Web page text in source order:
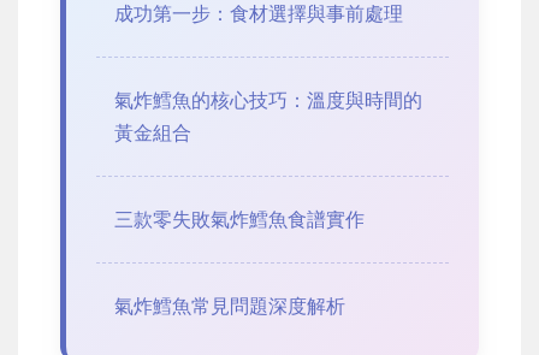
成功第一步：食材選擇與事前處理
氣炸鱈魚的核心技巧：溫度與時間的
黃金組合
三款零失敗氣炸鱈魚食譜實作
氣炸鱈魚常見問題深度解析